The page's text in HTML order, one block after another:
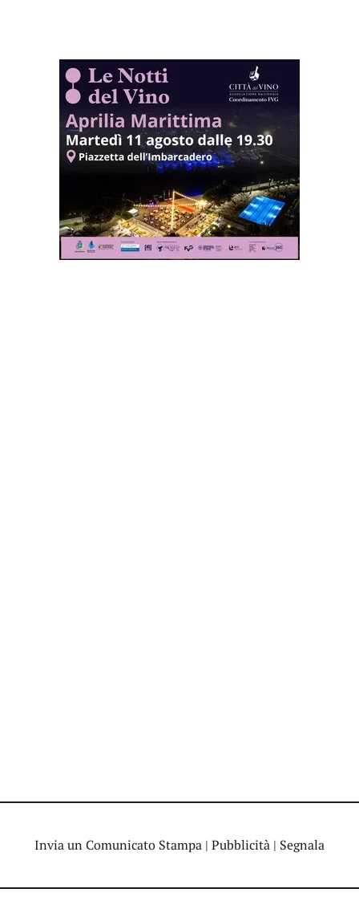
Invia un Comunicato Stampa | Pubblicità | Segnala